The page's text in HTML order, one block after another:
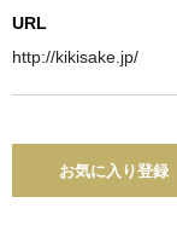
URL
http://kikisake.jp/
お気に入り登録